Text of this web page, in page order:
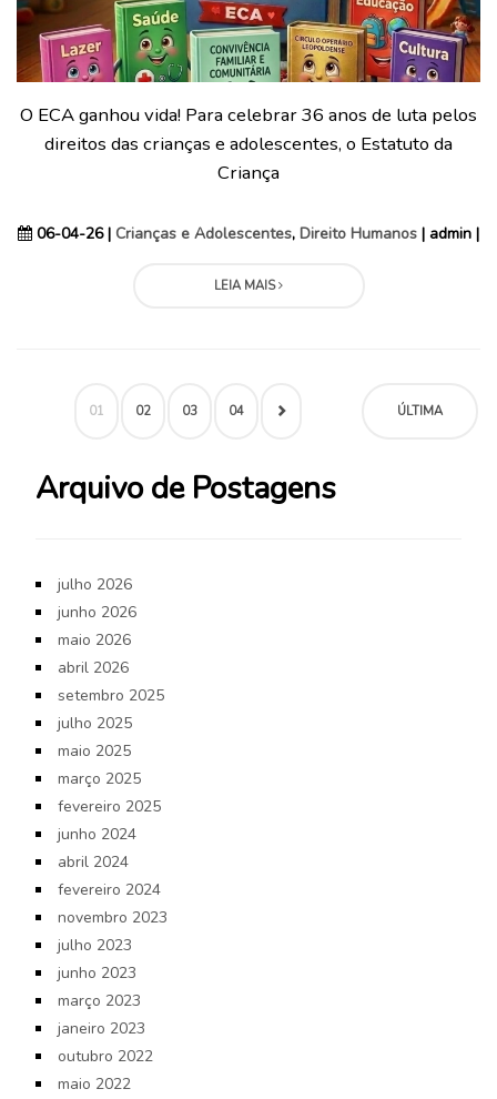
O ECA ganhou vida! Para celebrar 36 anos de luta pelos
direitos das crianças e adolescentes, o Estatuto da
Criança
06-04-26 | Crianças e Adolescentes, Direito Humanos | admin |
LEIA MAIS
01 02 03 04 ÚLTIMA
Arquivo de Postagens
julho 2026
junho 2026
maio 2026
abril 2026
setembro 2025
julho 2025
maio 2025
março 2025
fevereiro 2025
junho 2024
abril 2024
fevereiro 2024
novembro 2023
julho 2023
junho 2023
março 2023
janeiro 2023
outubro 2022
maio 2022